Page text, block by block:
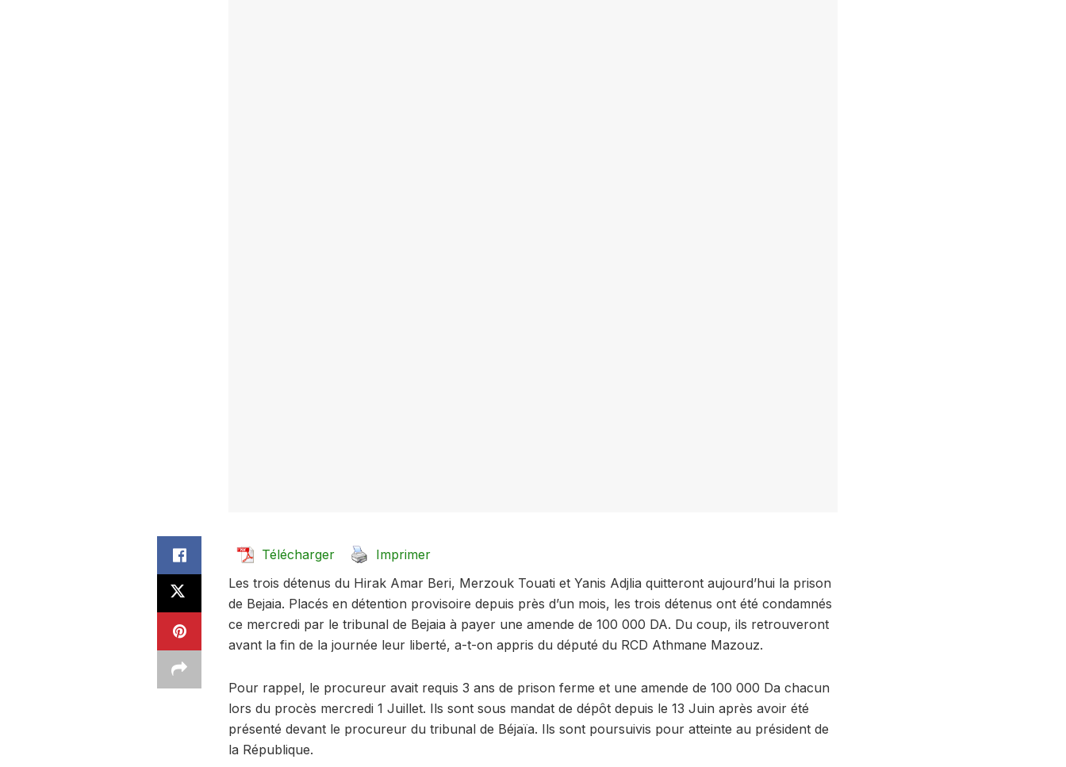
Télécharger
Imprimer
Les trois détenus du Hirak Amar Beri, Merzouk Touati et Yanis Adjlia quitteront aujourd’hui la prison
de Bejaia. Placés en détention provisoire depuis près d’un mois, les trois détenus ont été condamnés
ce mercredi par le tribunal de Bejaia à payer une amende de 100 000 DA. Du coup, ils retrouveront
avant la fin de la journée leur liberté, a-t-on appris du député du RCD Athmane Mazouz.
Pour rappel, le procureur avait requis 3 ans de prison ferme et une amende de 100 000 Da chacun
lors du procès mercredi 1 Juillet. Ils sont sous mandat de dépôt depuis le 13 Juin après avoir été
présenté devant le procureur du tribunal de Béjaïa. Ils sont poursuivis pour atteinte au président de
la République.